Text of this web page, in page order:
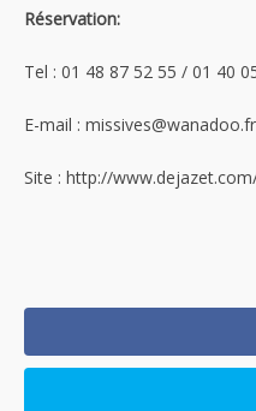
Réservation:
Tel : 01 48 87 52 55 / 01 40
E-mail :
Site : http://